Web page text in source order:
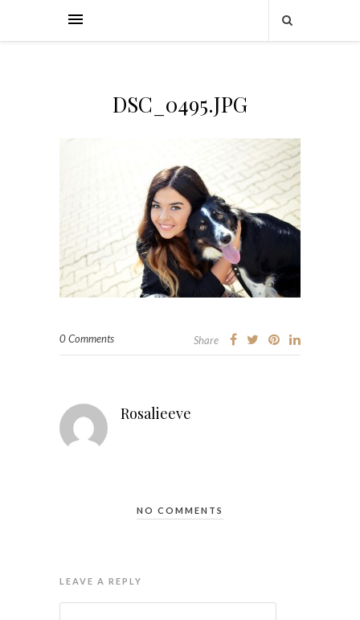
DSC_0495.JPG
0 Comments Share
Rosalieeve
NO COMMENTS
LEAVE A REPLY